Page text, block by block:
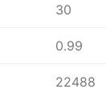
30
0.99
22488